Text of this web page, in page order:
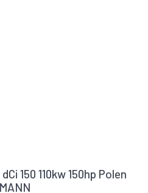
150 110kw 150hp Polen